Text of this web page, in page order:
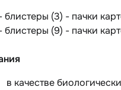
блистеры (3) - пачки
блистеры (9) - пачки
в качестве